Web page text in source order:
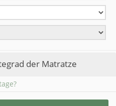
der Matratze